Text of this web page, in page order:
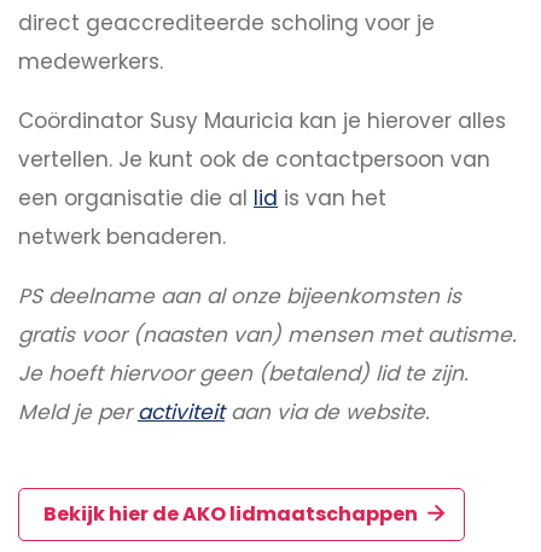
direct geaccrediteerde scholing voor je
medewerkers.
Coördinator Susy Mauricia kan je hierover alles
vertellen. Je kunt ook de contactpersoon van
een organisatie die al lid is van het
netwerk benaderen.
PS deelname aan al onze bijeenkomsten is
gratis voor (naasten van) mensen met autisme.
Je hoeft hiervoor geen (betalend) lid te zijn.
Meld je peractiviteitaan via de website.
Bekijk hier de AKO lidmaatschappen